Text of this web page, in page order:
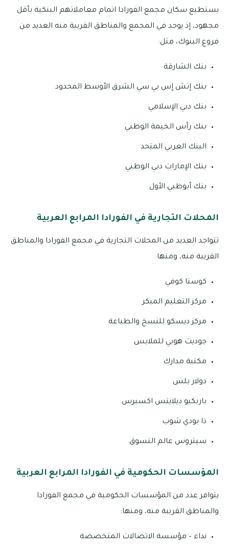
يستطيع سكان مجمع الفورادا اتمام معاملاتهم البنكية بأقل
مجهود، إذ يوجد في المجمع والمناطق القريبة منه العديد من
فروع البنوك، مثل:
بنك الشارقة
بنك إتش إس بي سي الشرق الأوسط المحدود
بنك دبي الإسلامي
بنك رأس الخيمة الوطني
البنك العربي المتحد
بنك الإمارات دبي الوطني
بنك أبوظبي الأول
المحلات التجارية في الفورادا المرابع العربية
تتواجد العديد من المحلات التجارية في مجمع الفورادا والمناطق
القريبة منه، ومنها:
كوستا كوفي
مركز التعليم المبكر
مركز ديسكو للنسخ والطباعة
جوديث هوبي للملابس
مكتبة مدارك
دولار بلس
باربكيو ديلايتس اكسبرس
ذا بودي شوب
سيتروس عالم التسوق
المؤسسات الحكومية في الفورادا المرابع العربية
يتوافر عدد من المؤسسات الحكومية في مجمع الفورادا
والمناطق القريبة منه، ومنها:
نداء – مؤسسة الاتصالات المتخصصة